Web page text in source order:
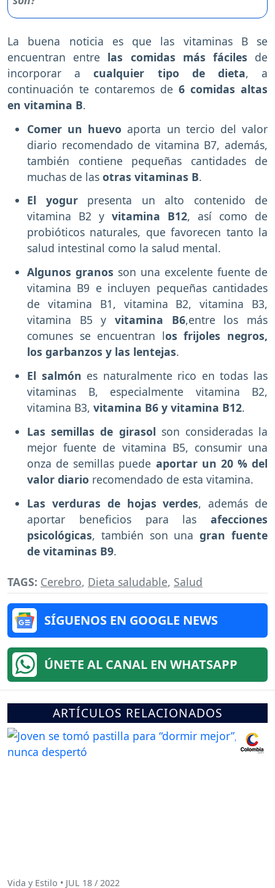
La buena noticia es que las vitaminas B se
encuentran entre las comidas más fáciles de
incorporar acualquier tipo de dieta, a
continuación te contaremos de 6 comidas altas
en vitamina B.
Comer un huevo aporta un tercio del valor
diario recomendado de vitamina B7, además,
también contiene pequeñas cantidades de
muchas de las otras vitaminas B.
El yogurpresenta un alto contenido de
vitamina B2 y vitamina B12, así como de
probióticos naturales, que favorecen tanto la
salud intestinal como la salud mental.
Algunos granos son una excelente fuente de
vitamina B9 e incluyen pequeñas cantidades
de vitamina B1, vitamina B2, vitamina B3,
vitamina B5 y vitamina B6,entre los más
comunes se encuentran los frijoles negros,
los garbanzos y las lentejas.
El salmón es naturalmente rico en todas las
vitaminas B, especialmente vitamina B2,
vitamina B3, vitamina B6 y vitamina B12.
Las semillas de girasol son consideradas la
mejor fuente de vitamina B5, consumir una
onza de semillas puede aportar un 20 % del
valor diario recomendado de esta vitamina.
Las verduras de hojas verdes, además de
aportar beneficios para las afecciones
psicológicas, también son unagran fuente
de vitaminas B9.
TAGS: Cerebro, Dieta saludable, Salud
SÍGUENOS EN GOOGLE NEWS
ÚNETE AL CANAL EN WHATSAPP
ARTÍCULOS RELACIONADOS
Vida y Estilo • JUL 18 / 2022